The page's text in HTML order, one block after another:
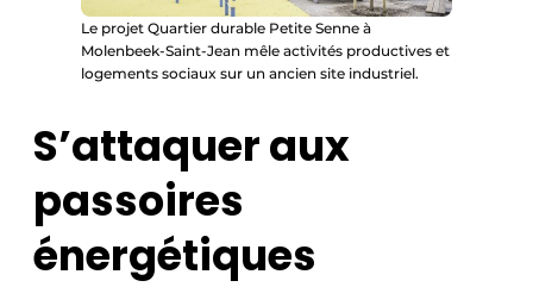
Le projet Quartier durable Petite Senne à
Molenbeek-Saint-Jean mêle activités productives et
logements sociaux sur un ancien site industriel.
S’attaquer aux
passoires
énergétiques